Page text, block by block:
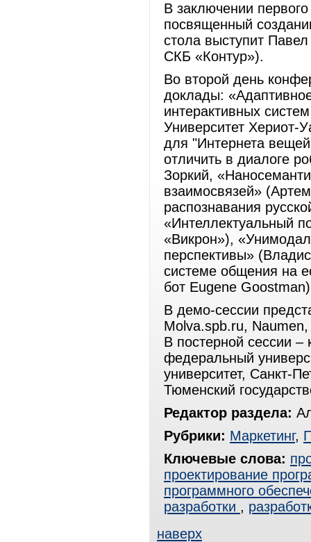
В заключении
посвященный
стола выступит
СКБ «Контур»).
Во второй день
доклады:
интерактивных
Университет Хериот-
для "Интернета
отличить в диалоге
Зоркий,
взаимосвязей»
распознавания
«Интеллектуальный
«Викрон»),
перспективы»
системе общения на
бот Eugene
В демо-сессии
Molva.spb.ru,
В постерной сессии –
федеральный
университет, Санкт-
Тюменский
Редактор раздела:
Рубрики: Маркетинг,
Ключевые слова:
проектирование
программного
разработки ,
наверх